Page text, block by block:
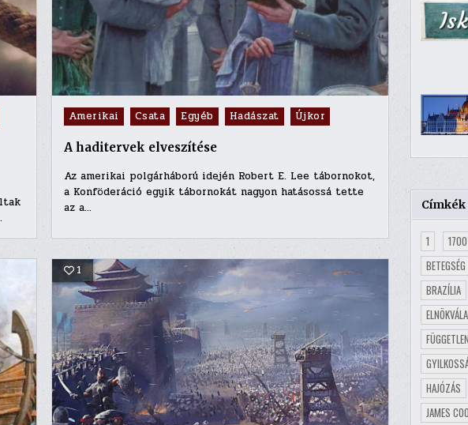
Posted
in
Amerikai Csata Egyéb Hadászat Újkor
A haditervek elveszítése
Az amerikai polgárháború idején Robert E. Lee tábornokot,
a Konföderáció egyik tábornokát nagyon hatásossá tette
az a…
1
Címkék
1 1700
BETEGSÉG
BRAZÍLIA
HAJÓZÁS
JAMES